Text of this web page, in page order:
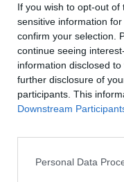
If you wish to opt-out
sensitive information
confirm your selection.
continue seeing
information disclosed
further disclosure of
participants. This
Downstream
Personal Data